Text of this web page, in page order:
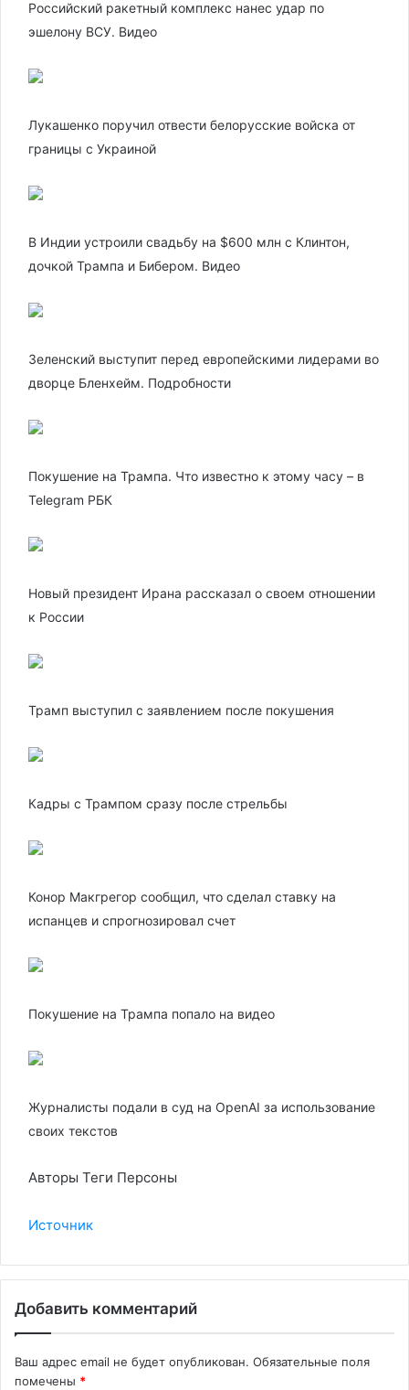
Российский ракетный комплекс нанес удар по
эшелону ВСУ. Видео
Лукашенко поручил отвести белорусские войска от
границы с Украиной
В Индии устроили свадьбу на $600 млн с Клинтон,
дочкой Трампа и Бибером. Видео
Зеленский выступит перед европейскими лидерами во
дворце Бленхейм. Подробности
Покушение на Трампа. Что известно к этому часу – в
Telegram РБК
Новый президент Ирана рассказал о своем отношении
к России
Трамп выступил с заявлением после покушения
Кадры с Трампом сразу после стрельбы
Конор Макгрегор сообщил, что сделал ставку на
испанцев и спрогнозировал счет
Покушение на Трампа попало на видео
Журналисты подали в суд на OpenAI за использование
своих текстов
Авторы Теги Персоны
Источник
Добавить комментарий
Ваш адрес email не будет опубликован. Обязательные поля
помечены *